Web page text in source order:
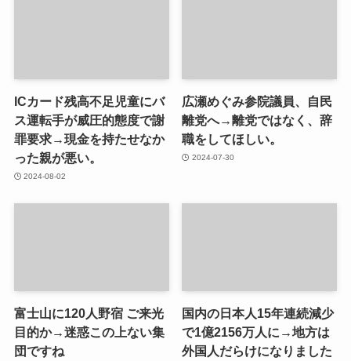
ICカード残高不足児童にバ
ス運転手が威圧的態度で謝
罪要求→現金を持たせなか
った親が悪い。
2024-08-02
広瀬めぐみ参院議員、自民
離党へ→離党ではなく、辞
職をしてほしい。
2024-07-30
富士山に120人野宿 ご来光
目的か→迷惑この上ない集
団ですね
国内の日本人15年連続減少
で1億2156万人に→地方は
外国人だらけになりました